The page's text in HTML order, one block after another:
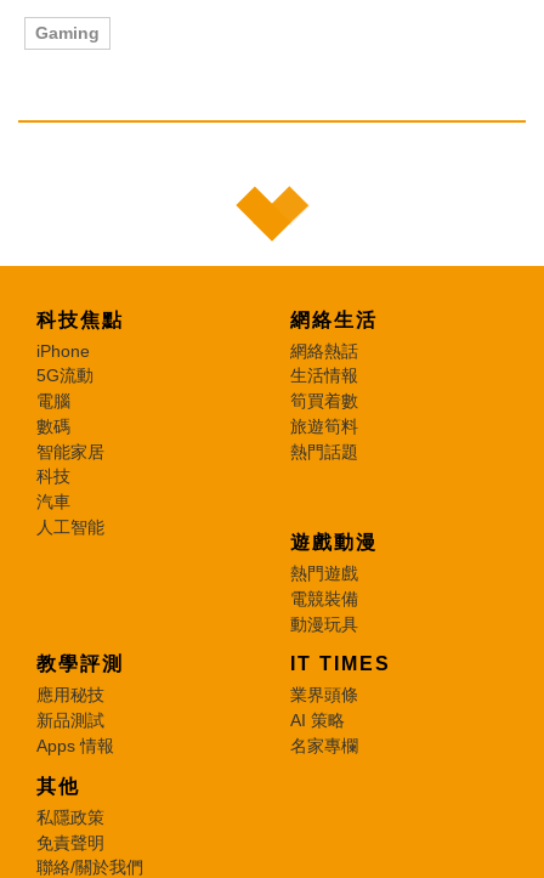
Gaming
科技焦點
iPhone
5G流動
電腦
數碼
智能家居
科技
汽車
人工智能
網絡生活
網絡熱話
生活情報
筍買着數
旅遊筍料
熱門話題
遊戲動漫
熱門遊戲
電競裝備
動漫玩具
教學評測
應用秘技
新品測試
Apps 情報
IT TIMES
業界頭條
AI 策略
名家專欄
其他
私隱政策
免責聲明
聯絡/關於我們